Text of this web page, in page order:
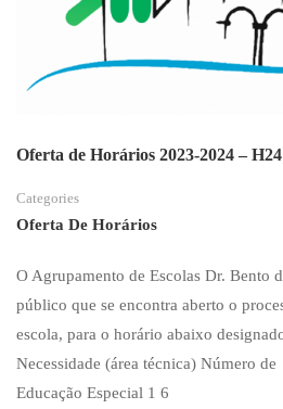
Oferta de Horários 2023-2024 – H24
Categories
Oferta De Horários
O Agrupamento de Escolas Dr. Bento
público que se encontra aberto o
escola, para o horário abaixo
Necessidade (área técnica) Número
Educação Especial 1 6